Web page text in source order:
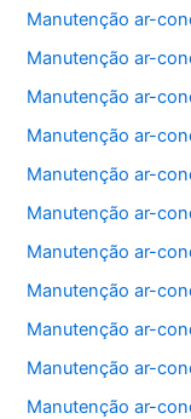
Manutenção ar-
Manutenção ar-
Manutenção ar-
Manutenção ar-
Manutenção ar-
Manutenção ar-
Manutenção ar-
Manutenção ar-
Manutenção ar-
Manutenção ar-
Manutenção ar-